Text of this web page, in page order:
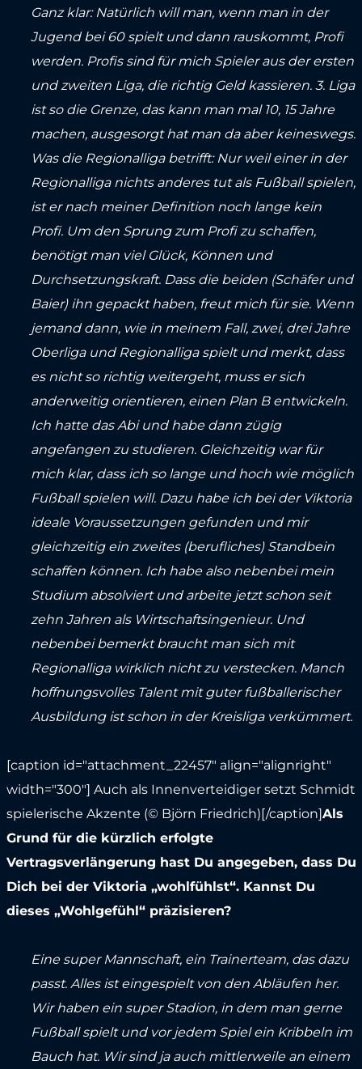
Ganz klar: Natürlich will man, wenn man in der
Jugend bei 60 spielt und dann rauskommt, Profi
werden. Profis sind für mich Spieler aus der ersten
und zweiten Liga, die richtig Geld kassieren. 3. Liga
ist so die Grenze, das kann man mal 10, 15 Jahre
machen, ausgesorgt hat man da aber keineswegs.
Was die Regionalliga betrifft: Nur weil einer in der
Regionalliga nichts anderes tut als Fußball spielen,
ist er nach meiner Definition noch lange kein
Profi. Um den Sprung zum Profi zu schaffen,
benötigt man viel Glück, Können und
Durchsetzungskraft. Dass die beiden (Schäfer und
Baier) ihn gepackt haben, freut mich für sie. Wenn
jemand dann, wie in meinem Fall, zwei, drei Jahre
Oberliga und Regionalliga spielt und merkt, dass
es nicht so richtig weitergeht, muss er sich
anderweitig orientieren, einen Plan B entwickeln.
Ich hatte das Abi und habe dann zügig
angefangen zu studieren. Gleichzeitig war für
mich klar, dass ich so lange und hoch wie möglich
Fußball spielen will. Dazu habe ich bei der Viktoria
ideale Voraussetzungen gefunden und mir
gleichzeitig ein zweites (berufliches) Standbein
schaffen können. Ich habe also nebenbei mein
Studium absolviert und arbeite jetzt schon seit
zehn Jahren als Wirtschaftsingenieur. Und
nebenbei bemerkt braucht man sich mit
Regionalliga wirklich nicht zu verstecken. Manch
hoffnungsvolles Talent mit guter fußballerischer
Ausbildung ist schon in der Kreisliga verkümmert.
[caption id="attachment_22457" align="alignright"
width="300"] Auch als Innenverteidiger setzt Schmidt
spielerische Akzente (© Björn Friedrich)[/caption]Als
Grund für die kürzlich erfolgte
Vertragsverlängerung hast Du angegeben, dass Du
Dich bei der Viktoria „wohlfühlst“. Kannst Du
dieses „Wohlgefühl“ präzisieren?
Eine super Mannschaft, ein Trainerteam, das dazu
passt. Alles ist eingespielt von den Abläufen her.
Wir haben ein super Stadion, in dem man gerne
Fußball spielt und vor jedem Spiel ein Kribbeln im
Bauch hat. Wir sind ja auch mittlerweile an einem